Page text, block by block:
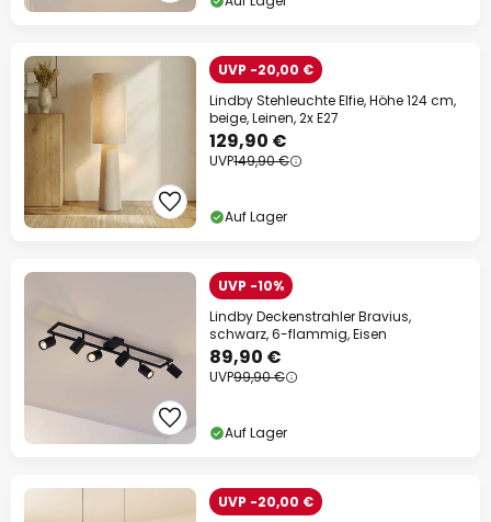
UVP -20,00 €
Lindby Stehleuchte Elfie, Höhe 124 cm,
beige, Leinen, 2x E27
129,90 €
UVP149,90 €
Auf Lager
UVP -10%
Lindby Deckenstrahler Bravius,
schwarz, 6-flammig, Eisen
89,90 €
UVP99,90 €
Auf Lager
UVP -20,00 €